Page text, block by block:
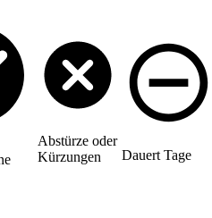
Abstürze oder
Kürzungen
Dauert Tage